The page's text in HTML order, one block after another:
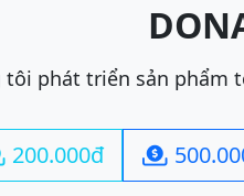
phát triển sản phẩm
200.000đ 